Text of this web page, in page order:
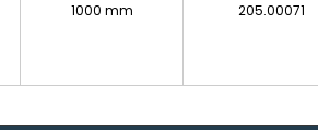
1000 mm 205.00071